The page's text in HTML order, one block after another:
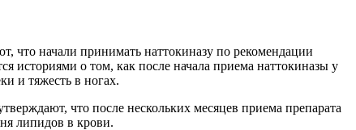
что начали принимать наттокиназу по рекомендации
историями о том, как после начала приема наттокиназы у
и тяжесть в ногах.
что после нескольких месяцев приема препарата
липидов в крови.